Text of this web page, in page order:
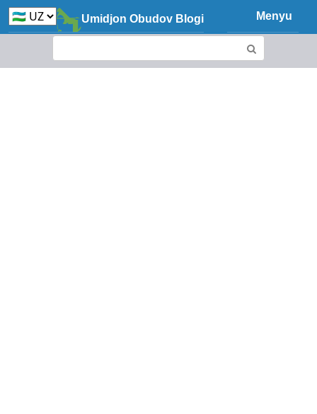
Skip
to
Umidjon Obudov Blogi Menyu